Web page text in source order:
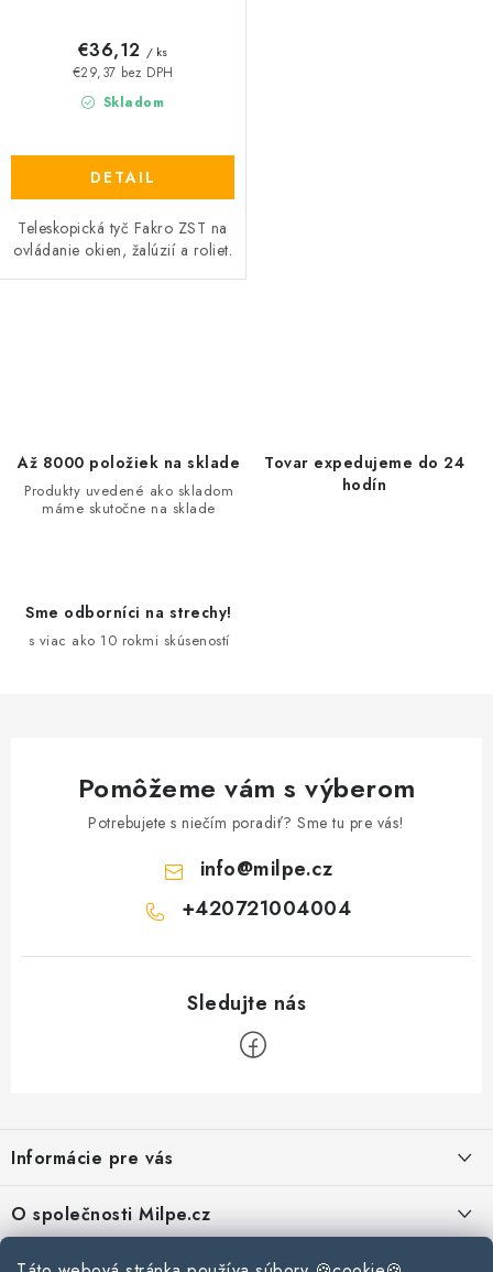
Skladom
€29,37 bez DPH
€36,12 / ks
DETAIL
Teleskopická tyč Fakro ZST na
ovládanie okien, žalúzií a roliet.
d
Až 8000 položiek na sklade
Produkty uvedené ako skladom
máme skutočne na sklade
Tovar expedujeme do 24
hodín
Sme odborníci na strechy!
s viac ako 10 rokmi skúseností
Pomôžeme vám s výberom
Potrebujete s niečím poradiť? Sme tu pre vás!
info@milpe.cz
+420721004004
p
ä
t
Informácie pre vás
Zásady používania súborov cookie
O společnosti Milpe.cz